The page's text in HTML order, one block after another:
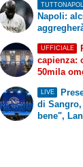
TUTTONAPOLI
Napoli:
UFFICIALE
capienza:
50mila
LIVE
di
bene",